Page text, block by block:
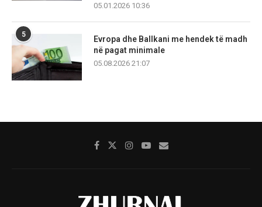
05.01.2026 10:36
5
Evropa dhe Ballkani me hendek të madh
në pagat minimale
05.08.2026 21:07